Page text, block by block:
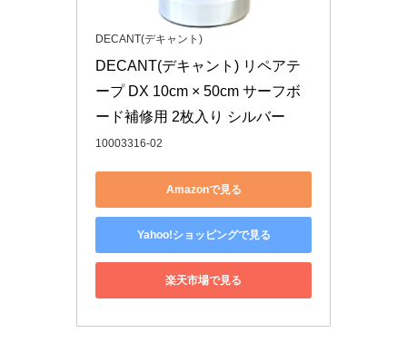
DECANT(デキャント)
DECANT(デキャント) リペアテ
ープ DX 10cm × 50cm サーフボ
ード補修用 2枚入り シルバー
10003316-02
Amazonで見る
Yahoo!ショッピングで見る
楽天市場で見る